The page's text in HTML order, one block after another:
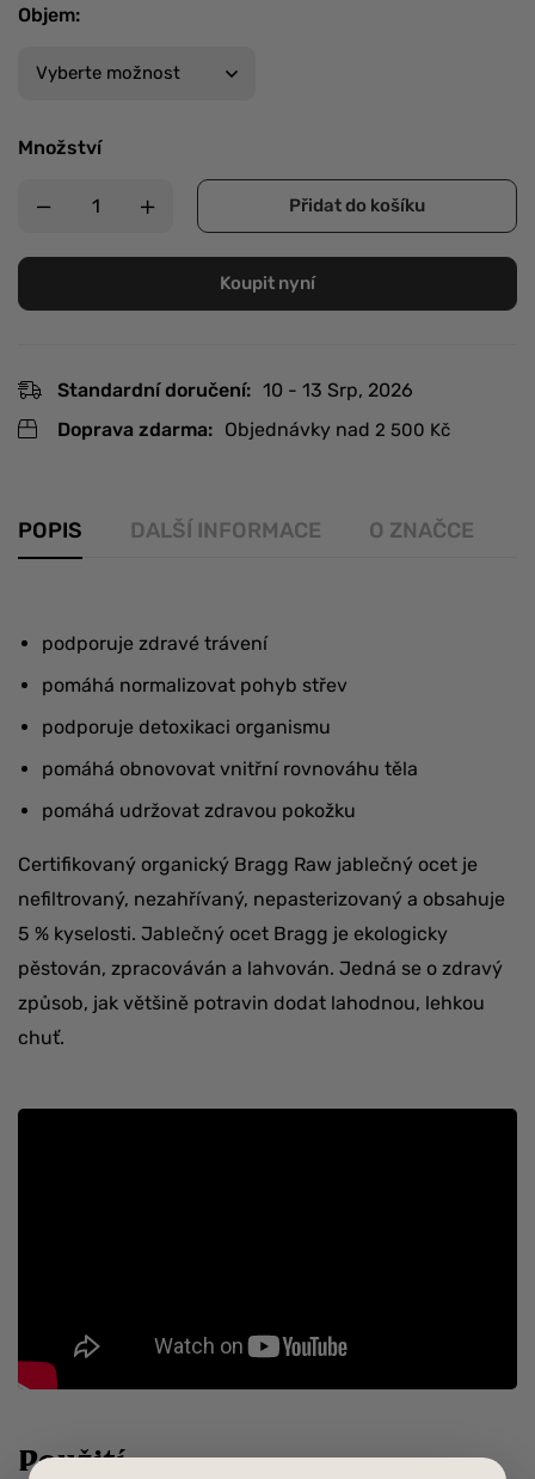
Objem:
Množství
Přidat do košíku
Koupit nyní
Standardní doručení: 10 - 13 Srp, 2026
Doprava zdarma: Objednávky nad 2 500 Kč
POPIS DALŠÍ INFORMACE O ZNAČCE
podporuje zdravé trávení
pomáhá normalizovat pohyb střev
podporuje detoxikaci organismu
pomáhá obnovovat vnitřní rovnováhu těla
pomáhá udržovat zdravou pokožku
Certifikovaný organický Bragg Raw jablečný ocet je
nefiltrovaný, nezahřívaný, nepasterizovaný a obsahuje
5 % kyselosti. Jablečný ocet Bragg je ekologicky
pěstován, zpracováván a lahvován. Jedná se o zdravý
způsob, jak většině potravin dodat lahodnou, lehkou
chuť.
Použití